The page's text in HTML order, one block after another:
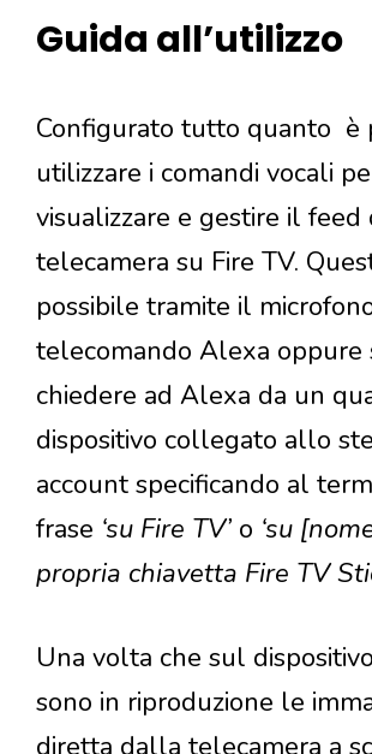
Guida all’utilizzo
Configurato tutto quanto è
utilizzare i comandi vocali
visualizzare e gestire il
telecamera su Fire TV.
possibile tramite il
telecomando Alexa oppure
chiedere ad Alexa da un
dispositivo collegato allo
account specificando al
frase ‘su Fire TV’ o ‘su
propria chiavetta Fire TV
Una volta che sul
sono in riproduzione le